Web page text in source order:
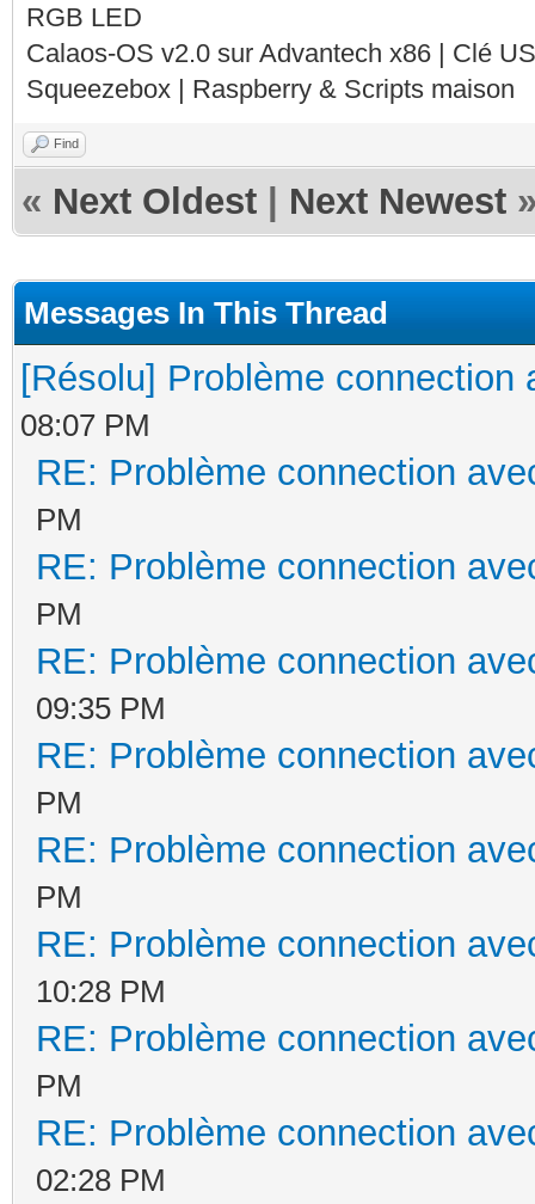
RGB LED
Calaos-OS v2.0 sur Advantech x86 | Clé
Squeezebox | Raspberry & Scripts maison
Find
« Next Oldest Next Newest
Messages In This Thread
[Résolu] Problème connection
08:07 PM
RE: Problème connection
PM
RE: Problème connection
PM
RE: Problème connection
09:35 PM
RE: Problème connection
PM
RE: Problème connection
PM
RE: Problème connection
10:28 PM
RE: Problème connection
PM
RE: Problème connection
02:28 PM